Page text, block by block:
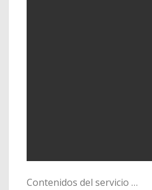
Contenidos del servicio …